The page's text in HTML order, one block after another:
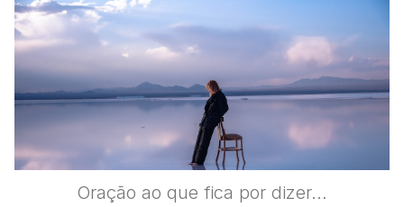
Oração ao que fica por dizer…